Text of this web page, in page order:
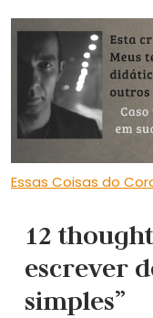
Navegação
Essas Coisas do
12
escrever
simples”